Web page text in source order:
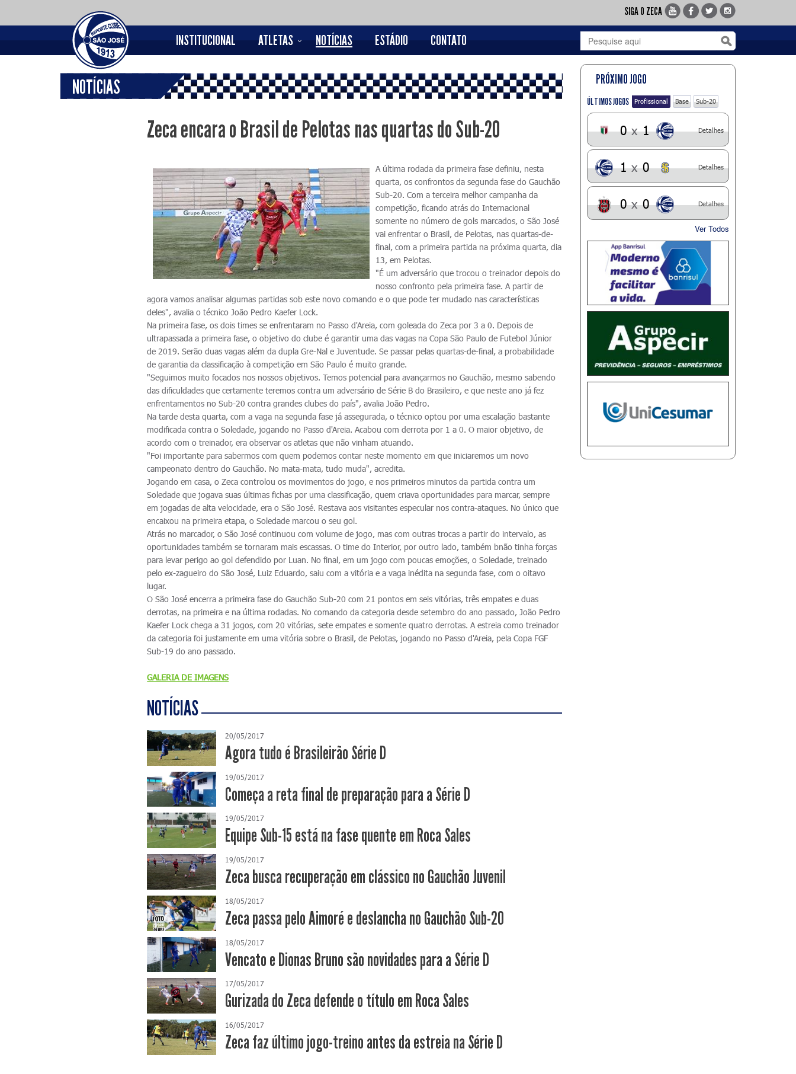
SIGA O ZECA
INSTITUCIONAL ATLETAS NOTÍCIAS ESTÁDIO CONTATO
NOTÍCIAS
Zeca encara o Brasil de Pelotas nas quartas do Sub-20
A última rodada da primeira fase definiu, nesta
quarta, os confrontos da segunda fase do Gauchão
Sub-20. Com a terceira melhor campanha da
competição, ficando atrás do Internacional
somente no número de gols marcados, o São José
vai enfrentar o Brasil, de Pelotas, nas quartas-de-
final, com a primeira partida na próxima quarta, dia
13, em Pelotas.
"É um adversário que trocou o treinador depois do
nosso confronto pela primeira fase. A partir de
agora vamos analisar algumas partidas sob este novo comando e o que pode ter mudado nas características
deles", avalia o técnico João Pedro Kaefer Lock.
Na primeira fase, os dois times se enfrentaram no Passo d'Areia, com goleada do Zeca por 3 a 0. Depois de
ultrapassada a primeira fase, o objetivo do clube é garantir uma das vagas na Copa São Paulo de Futebol Júnior
de 2019. Serão duas vagas além da dupla Gre-Nal e Juventude. Se passar pelas quartas-de-final, a probabilidade
de garantia da classificação à competição em São Paulo é muito grande.
"Seguimos muito focados nos nossos objetivos. Temos potencial para avançarmos no Gauchão, mesmo sabendo
das dificuldades que certamente teremos contra um adversário de Série B do Brasileiro, e que neste ano já fez
enfrentamentos no Sub-20 contra grandes clubes do país", avalia João Pedro.
Na tarde desta quarta, com a vaga na segunda fase já assegurada, o técnico optou por uma escalação bastante
modificada contra o Soledade, jogando no Passo d'Areia. Acabou com derrota por 1 a 0. O maior objetivo, de
acordo com o treinador, era observar os atletas que não vinham atuando.
"Foi importante para sabermos com quem podemos contar neste momento em que iniciaremos um novo
campeonato dentro do Gauchão. No mata-mata, tudo muda", acredita.
Jogando em casa, o Zeca controlou os movimentos do jogo, e nos primeiros minutos da partida contra um
Soledade que jogava suas últimas fichas por uma classificação, quem criava oportunidades para marcar, sempre
em jogadas de alta velocidade, era o São José. Restava aos visitantes especular nos contra-ataques. No único que
encaixou na primeira etapa, o Soledade marcou o seu gol.
Atrás no marcador, o São José continuou com volume de jogo, mas com outras trocas a partir do intervalo, as
oportunidades também se tornaram mais escassas. O time do Interior, por outro lado, também bnão tinha forças
para levar perigo ao gol defendido por Luan. No final, em um jogo com poucas emoções, o Soledade, treinado
pelo ex-zagueiro do São José, Luiz Eduardo, saiu com a vitória e a vaga inédita na segunda fase, com o oitavo
lugar.
O São José encerra a primeira fase do Gauchão Sub-20 com 21 pontos em seis vitórias, três empates e duas
derrotas, na primeira e na última rodadas. No comando da categoria desde setembro do ano passado, João Pedro
Kaefer Lock chega a 31 jogos, com 20 vitórias, sete empates e somente quatro derrotas. A estreia como treinador
da categoria foi justamente em uma vitória sobre o Brasil, de Pelotas, jogando no Passo d'Areia, pela Copa FGF
Sub-19 do ano passado.
GALERIA DE IMAGENS
NOTÍCIAS
20/05/2017
Agora tudo é Brasileirão Série D
19/05/2017
Começa a reta final de preparação para a Série D
19/05/2017
Equipe Sub-15 está na fase quente em Roca Sales
19/05/2017
Zeca busca recuperação em clássico no Gauchão Juvenil
18/05/2017
Zeca passa pelo Aimoré e deslancha no Gauchão Sub-20
18/05/2017
Vencato e Dionas Bruno são novidades para a Série D
17/05/2017
Gurizada do Zeca defende o título em Roca Sales
16/05/2017
Zeca faz último jogo-treino antes da estreia na Série D
PRÓXIMO JOGO
ÚLTIMOS JOGOS Profissional Base Sub-20
0 x 1 Detalhes
1 x 0 Detalhes
0 x 0 Detalhes
Ver Todos